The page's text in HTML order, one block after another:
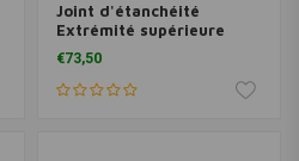
Joint d'étanchéité
Extrémité supérieure
Yamaha XV535 Virago
€73,50